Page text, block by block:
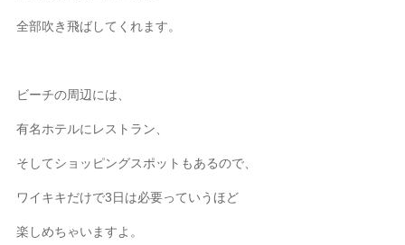
全部吹き飛ばしてくれます。
ビーチの周辺には、
有名ホテルにレストラン、
そしてショッピングスポットもあるので、
ワイキキだけで3日は必要っていうほど
楽しめちゃいますよ。